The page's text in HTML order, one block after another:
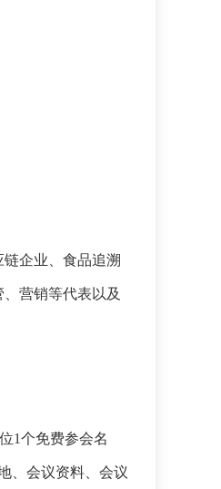
企业、食品追溯
营销等代表以及
1个免费参会名
、会议资料、会议